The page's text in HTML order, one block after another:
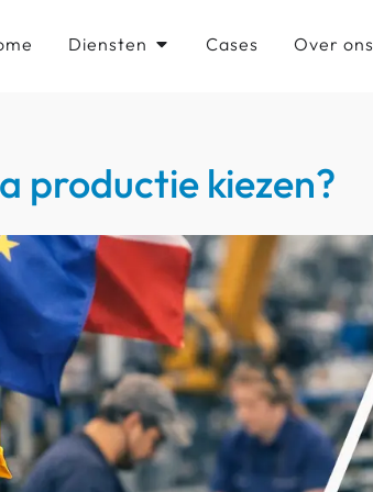
Diensten Cases Over ons
productie kiezen?